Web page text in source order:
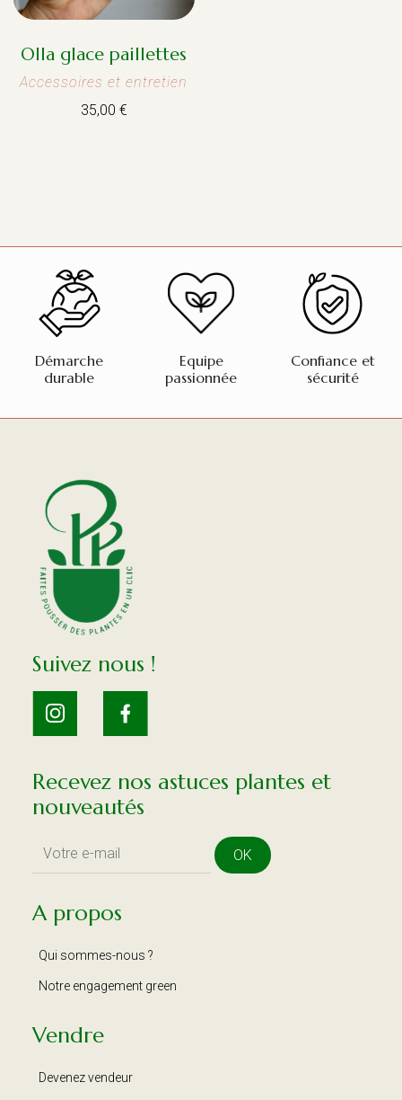
Olla glace paillettes
Accessoires et entretien
35,00 €
Démarche
durable
Equipe
passionnée
Confiance et
sécurité
Suivez nous !
Recevez nos astuces plantes et
nouveautés
OK
A propos
Qui sommes-nous ?
Notre engagement green
Vendre
Devenez vendeur